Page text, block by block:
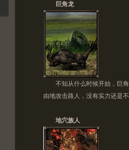
巨角龙
不知从什么时候开始，巨角
由地攻击路人，没有实力还是
地穴族人